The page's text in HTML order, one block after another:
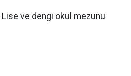
Lise ve dengi okul mezunu